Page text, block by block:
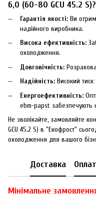
6,0 (60-80 GCU 45.2 S)?
Гарантія якості: Ви
надійного виробника.
Висока ефективність:
охолодження.
Довговічність:
Надійність: Високий тиск
Енергоефективність:
ebm-papst забезпечують
Не зволікайте, замовляйте
GCU 45.2 S) в "Екофрост"
охолодження для вашого
Доставка
Мінімальне